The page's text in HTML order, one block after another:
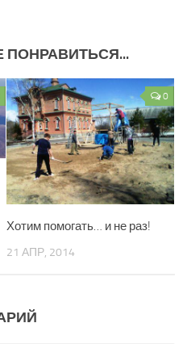
0
Хотим помогать… и не раз!
21 АПР, 2014